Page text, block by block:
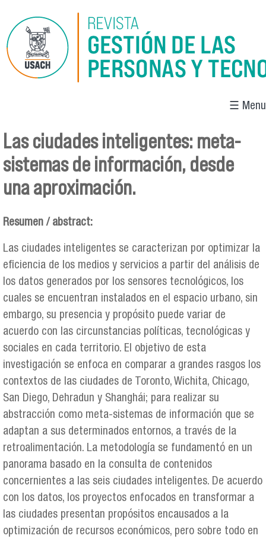
☰ Menu
Se encuentra usted aquí
Las ciudades inteligentes: meta-
sistemas de información, desde
una aproximación.
Resumen / abstract:
Las ciudades inteligentes se caracterizan por optimizar la
eficiencia de los medios y servicios a partir del análisis de
los datos generados por los sensores tecnológicos, los
cuales se encuentran instalados en el espacio urbano, sin
embargo, su presencia y propósito puede variar de
acuerdo con las circunstancias políticas, tecnológicas y
sociales en cada territorio. El objetivo de esta
investigación se enfoca en comparar a grandes rasgos los
contextos de las ciudades de Toronto, Wichita, Chicago,
San Diego, Dehradun y Shanghái; para realizar su
abstracción como meta-sistemas de información que se
adaptan a sus determinados entornos, a través de la
retroalimentación. La metodología se fundamentó en un
panorama basado en la consulta de contenidos
concernientes a las seis ciudades inteligentes. De acuerdo
con los datos, los proyectos enfocados en transformar a
las ciudades presentan propósitos encausados a la
optimización de recursos económicos, pero sobre todo en